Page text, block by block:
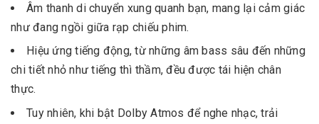
Âm thanh di chuyển xung quanh bạn, mang lại cảm giác
như đang ngồi giữa rạp chiếu phim.
Hiệu ứng tiếng động, từ những âm bass sâu đến những
chi tiết nhỏ như tiếng thì thầm, đều được tái hiện chân
thực.
Tuy nhiên, khi bật Dolby Atmos để nghe nhạc, trải